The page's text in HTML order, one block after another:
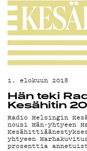
G
1. elokuun 2018
Hän teki
Kesähitin
Radio Helsingin
nousi Hän-yhtyeen
yhtyeen
prosenttia